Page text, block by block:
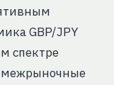
GBP/JPY
спектре
межрыночные